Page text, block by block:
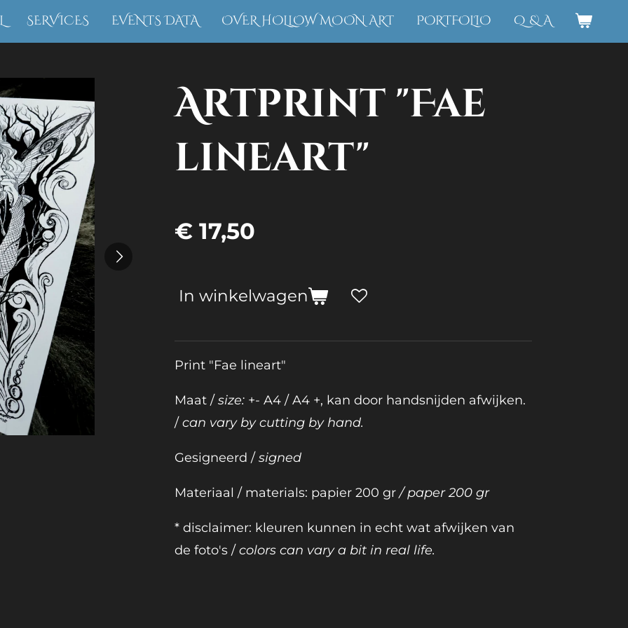
SERVICES EVENTS DATA OVER HOLLOW MOON ART PORTFOLIO Q & A
Artprint "Fae
lineart"
€ 17,50
In winkelwagen
Print "Fae lineart"
Maat / size: +- A4 / A4 +, kan door handsnijden afwijken.
/ can vary by cutting by hand.
Gesigneerd / signed
Materiaal / materials: papier 200 gr/ paper 200 gr
* disclaimer: kleuren kunnen in echt wat afwijken van
de foto's / colors can vary a bit in real life.